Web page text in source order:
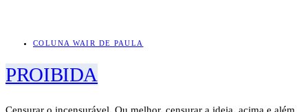
COLUNA WAIR DE PAULA
PROIBIDA
Censurar o incensurável. Ou melhor, censurar a ideia, acima e além